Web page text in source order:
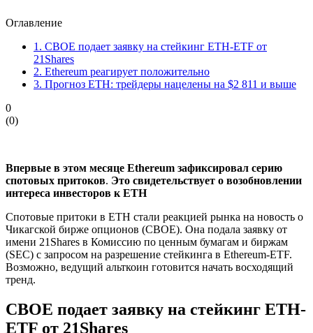
Оглавление
1. CBOE подает заявку на стейкинг ETH-ETF от
21Shares
2. Ethereum реагирует положительно
3. Прогноз ETH: трейдеры нацелены на $2 811 и выше
0
(0)
Впервые в этом месяце Ethereum зафиксировал серию
спотовых притоков. Это свидетельствует о возобновлении
интереса инвесторов к ETH
Спотовые притоки в ETH стали реакцией рынка на новость о
Чикагской бирже опционов (CBOE). Она подала заявку от
имени 21Shares в Комиссию по ценным бумагам и биржам
(SEC) с запросом на разрешение стейкинга в Ethereum-ETF.
Возможно, ведущий альткоин готовится начать восходящий
тренд.
CBOE подает заявку на стейкинг ETH-
ETF от 21Shares